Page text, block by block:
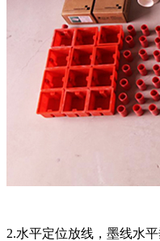
2.水平定位放线，墨线水